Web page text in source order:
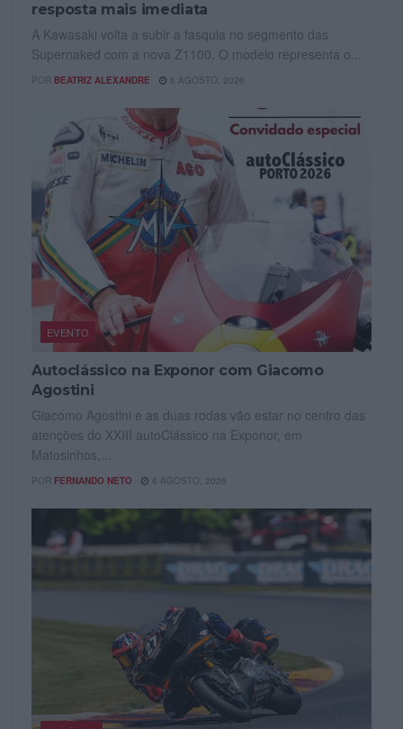
resposta mais imediata
A Kawasaki volta a subir a fasquia no segmento das
Supernaked com a nova Z1100. O modelo representa o...
POR BEATRIZ ALEXANDRE 6 AGOSTO, 2026
EVENTO
Autoclássico na Exponor com Giacomo
Agostini
Giacomo Agostini e as duas rodas vão estar no centro das
atenções do XXIII autoClássico na Exponor, em
Matosinhos,...
POR FERNANDO NETO 6 AGOSTO, 2026